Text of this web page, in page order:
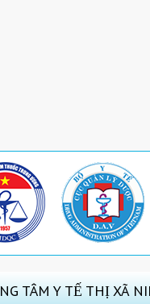
TÂM Y TẾ THỊ XÃ